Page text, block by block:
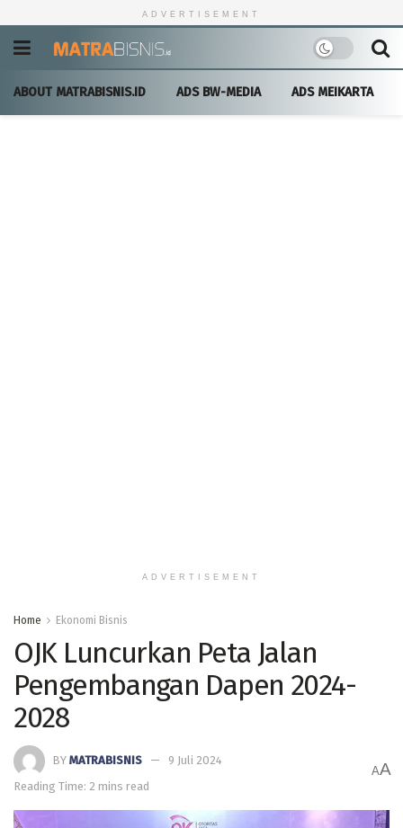
ADVERTISEMENT
ABOUT MATRABISNIS.ID ADS BW-MEDIA ADS MEIKARTA
ADVERTISEMENT
Home Ekonomi Bisnis
OJK Luncurkan Peta Jalan
Pengembangan Dapen 2024-
2028
BY MATRABISNIS
9 Juli 2024
Reading Time: 2 mins read
AA